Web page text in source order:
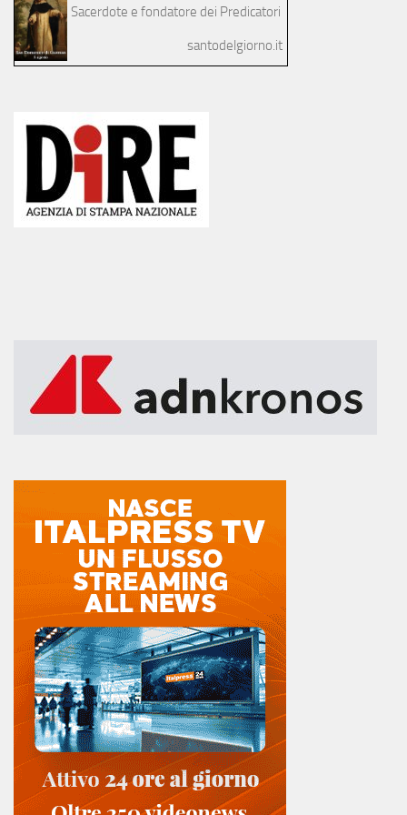
Sacerdote e fondatore dei Predicatori
santodelgiorno.it